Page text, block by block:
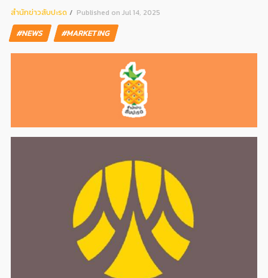
สํานักข่าวสับปะรด Published on Jul 14, 2025
#NEWS #MARKETING